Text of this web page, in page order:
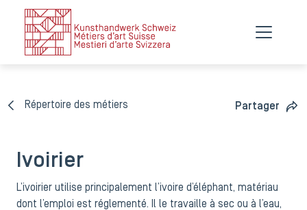
Répertoire des métiers Partager
Ivoirier
L’ivoirier utilise principalement l’ivoire d’éléphant, matériau
dont l’emploi est réglementé. Il le travaille à sec ou à l’eau,